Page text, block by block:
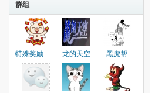
群组
特殊奖励红包群 龙的天空 黑虎帮